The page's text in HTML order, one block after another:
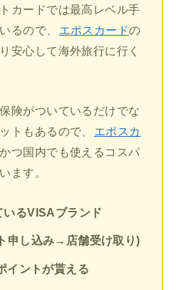
カードでは最高レベル手
るので、
エポスカードの
安心して海外旅行に行く
険がついているだけでな
トもあるので、
エポスカ
つ国内でも使えるコスパ
ます。
るVISAブランド
申し込み→店舗受け取り)
イントが貰える